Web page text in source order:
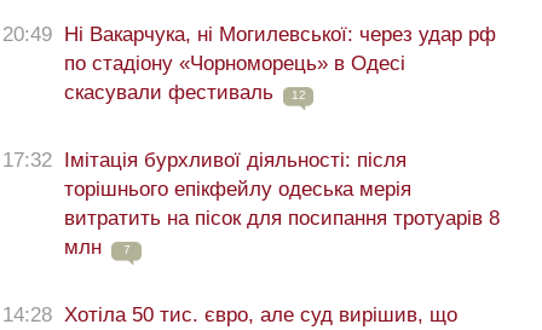
20:49 Ні Вакарчука, ні Могилевської: через удар рф
по стадіону «Чорноморець» в Одесі
скасували фестиваль
12
17:32 Імітація бурхливої діяльності: після
торішнього епікфейлу одеська мерія
витратить на пісок для посипання тротуарів 8
млн
7
14:28 Хотіла 50 тис. євро, але суд вирішив, що